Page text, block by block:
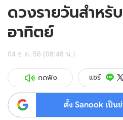
ดวงรายวันสำหรั
อาทิตย์
04 ธ.ค. 56 (08:48 น.)
กดฟัง แชร์
ตั้ง Sanook เป็น